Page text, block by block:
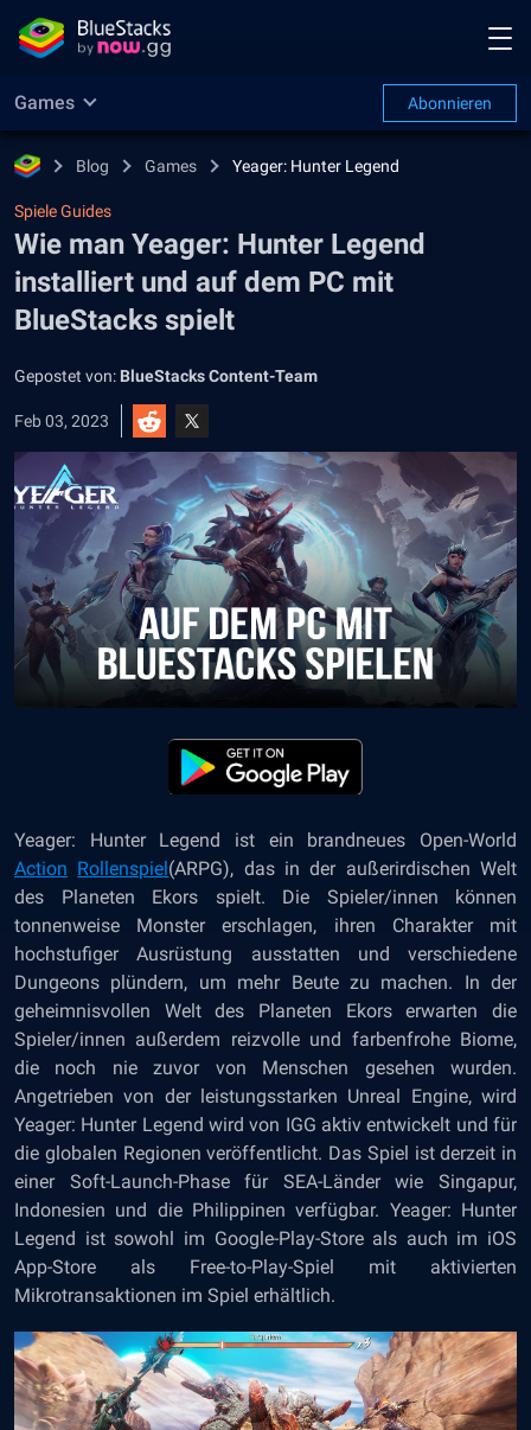
Games Abonnieren
Blog Games Yeager: Hunter Legend
Spiele Guides
Wie man Yeager: Hunter Legend
installiert und auf dem PC mit
BlueStacks spielt
Gepostet von: BlueStacks Content-Team
Feb 03, 2023
Yeager: Hunter Legend ist ein brandneues Open-World
Action Rollenspiel(ARPG), das in der außerirdischen Welt
des Planeten Ekors spielt. Die Spieler/innen können
tonnenweise Monster erschlagen, ihren Charakter mit
hochstufiger Ausrüstung ausstatten und verschiedene
Dungeons plündern, um mehr Beute zu machen. In der
geheimnisvollen Welt des Planeten Ekors erwarten die
Spieler/innen außerdem reizvolle und farbenfrohe Biome,
die noch nie zuvor von Menschen gesehen wurden.
Angetrieben von der leistungsstarken Unreal Engine, wird
Yeager: Hunter Legend wird von IGG aktiv entwickelt und für
die globalen Regionen veröffentlicht. Das Spiel ist derzeit in
einer Soft-Launch-Phase für SEA-Länder wie Singapur,
Indonesien und die Philippinen verfügbar. Yeager: Hunter
Legend ist sowohl im Google-Play-Store als auch im iOS
App-Store als Free-to-Play-Spiel mit aktivierten
Mikrotransaktionen im Spiel erhältlich.